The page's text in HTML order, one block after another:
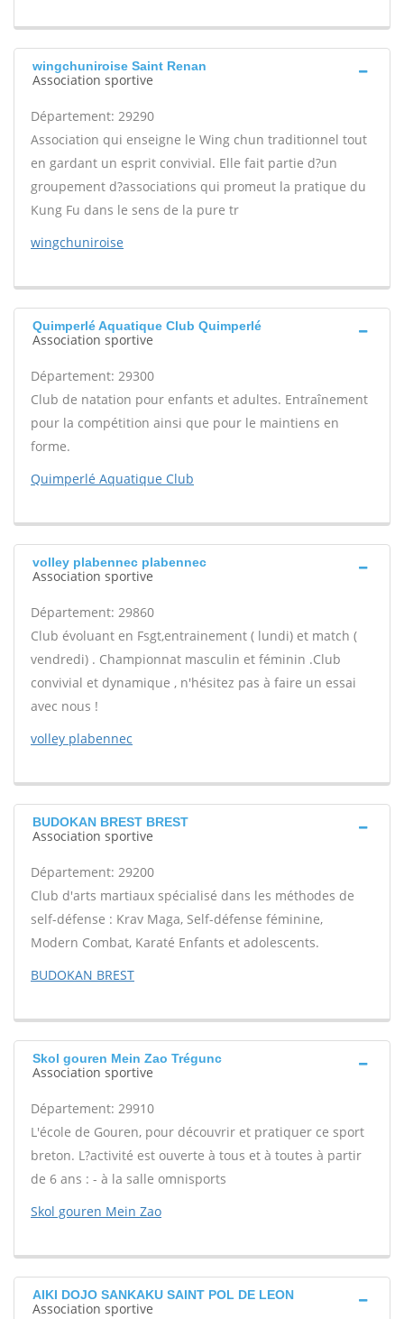
wingchuniroise Saint Renan
Association sportive
Département: 29290
Association qui enseigne le Wing chun traditionnel tout
en gardant un esprit convivial. Elle fait partie d?un
groupement d?associations qui promeut la pratique du
Kung Fu dans le sens de la pure tr
wingchuniroise
Quimperlé Aquatique Club Quimperlé
Association sportive
Département: 29300
Club de natation pour enfants et adultes. Entraînement
pour la compétition ainsi que pour le maintiens en
forme.
Quimperlé Aquatique Club
volley plabennec plabennec
Association sportive
Département: 29860
Club évoluant en Fsgt,entrainement ( lundi) et match (
vendredi) . Championnat masculin et féminin .Club
convivial et dynamique , n'hésitez pas à faire un essai
avec nous !
volley plabennec
BUDOKAN BREST BREST
Association sportive
Département: 29200
Club d'arts martiaux spécialisé dans les méthodes de
self-défense : Krav Maga, Self-défense féminine,
Modern Combat, Karaté Enfants et adolescents.
BUDOKAN BREST
Skol gouren Mein Zao Trégunc
Association sportive
Département: 29910
L'école de Gouren, pour découvrir et pratiquer ce sport
breton. L?activité est ouverte à tous et à toutes à partir
de 6 ans : - à la salle omnisports
Skol gouren Mein Zao
AIKI DOJO SANKAKU SAINT POL DE LEON
Association sportive